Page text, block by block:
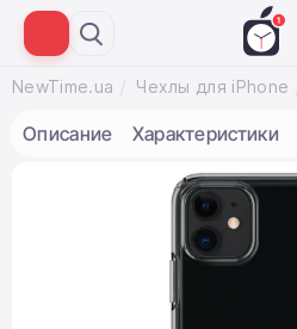
NewTime.ua Чехлы для iPhone
Описание Характеристики